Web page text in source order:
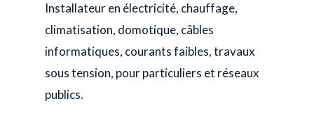
Installateur en électricité, chauffage,
climatisation, domotique, câbles
informatiques, courants faibles, travaux
sous tension, pour particuliers et réseaux
publics.